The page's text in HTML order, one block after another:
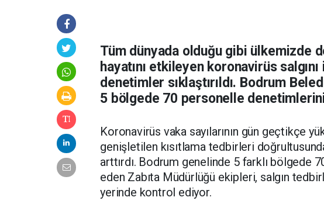
Tüm dünyada olduğu gibi ülkemizde
hayatını etkileyen koronavirüs
denetimler sıklaştırıldı. Bodrum
5 bölgede 70 personelle
Koronavirüs vaka sayılarının gün geçtikçe
genişletilen kısıtlama tedbirleri
arttırdı. Bodrum genelinde 5 farklı bölgede
eden Zabıta Müdürlüğü ekipleri, salgın
yerinde kontrol ediyor.